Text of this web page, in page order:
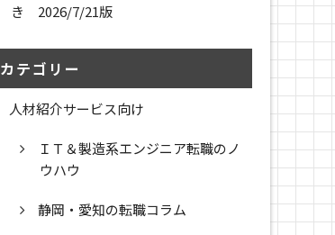
き 2026/7/21版
カテゴリー
人材紹介サービス向け
ＩＴ＆製造系エンジニア転職のノ
ウハウ
静岡・愛知の転職コラム